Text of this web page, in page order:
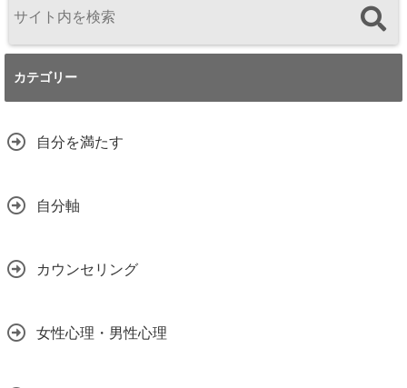
カテゴリー
自分を満たす
自分軸
カウンセリング
女性心理・男性心理